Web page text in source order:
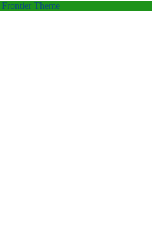
Frontier Theme